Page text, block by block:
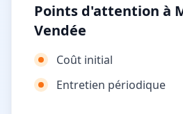
Points d'attention à
Vendée
Coût initial
Entretien périodique